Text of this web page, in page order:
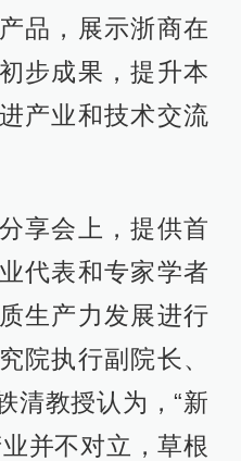
品，展示浙商在
步成果，提升本
产业和技术交流
享会上，提供首
代表和专家学者
生产力发展进行
院执行副院长、
清教授认为，“新
并不对立，草根